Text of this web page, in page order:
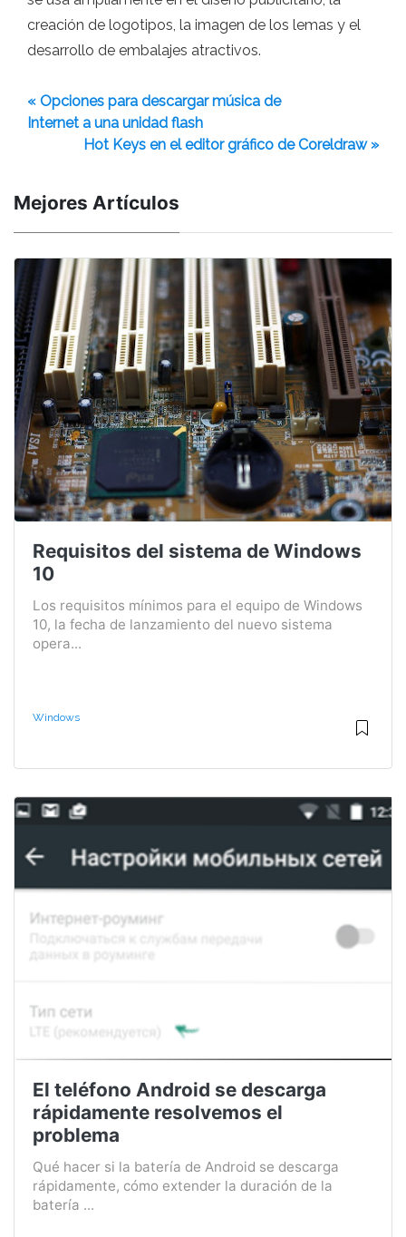
creación de logotipos, la imagen de los lemas y el
desarrollo de embalajes atractivos.
« Opciones para descargar música de
Internet a una unidad flash
Hot Keys en el editor gráfico de Coreldraw »
Mejores Artículos
Requisitos del sistema de Windows
10
Los requisitos mínimos para el equipo de Windows
10, la fecha de lanzamiento del nuevo sistema
opera...
Windows
El teléfono Android se descarga
rápidamente resolvemos el
problema
Qué hacer si la batería de Android se descarga
rápidamente, cómo extender la duración de la
batería ...